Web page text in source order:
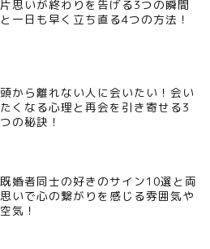
片思いが終わりを告げる3つの瞬間
と一日も早く立ち直る4つの方法！
頭から離れない人に会いたい！会い
たくなる心理と再会を引き寄せる3
つの秘訣！
既婚者同士の好きのサイン10選と両
思いで心の繋がりを感じる雰囲気や
空気！